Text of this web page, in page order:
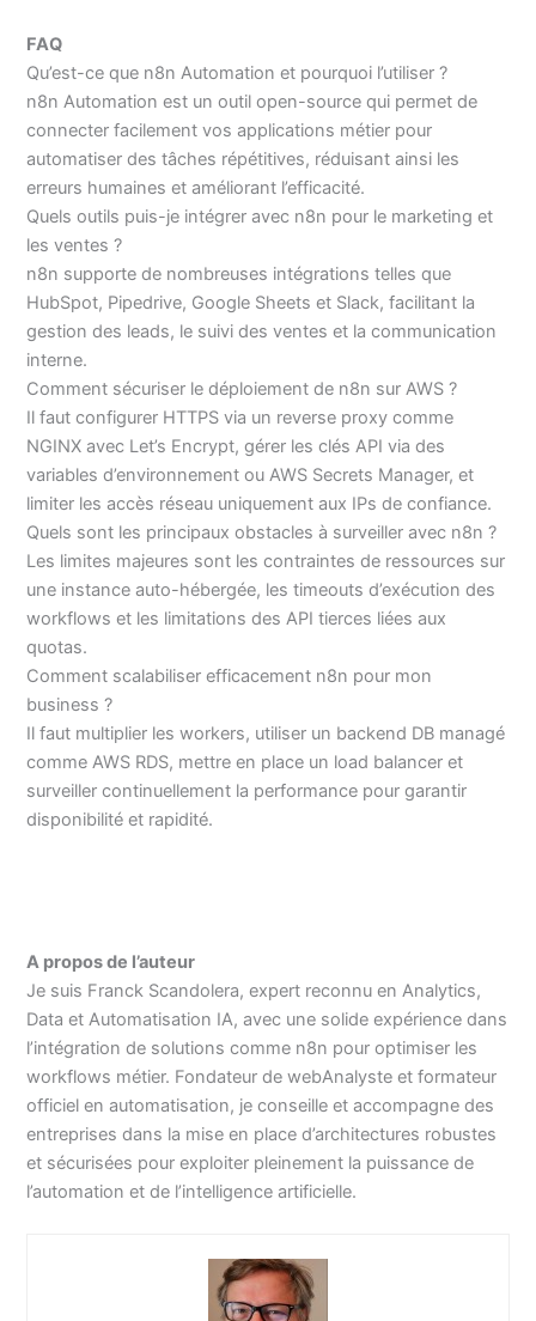
FAQ
Qu’est-ce que n8n Automation et pourquoi l’utiliser ?
n8n Automation est un outil open-source qui permet de
connecter facilement vos applications métier pour
automatiser des tâches répétitives, réduisant ainsi les
erreurs humaines et améliorant l’efficacité.
Quels outils puis-je intégrer avec n8n pour le marketing et
les ventes ?
n8n supporte de nombreuses intégrations telles que
HubSpot, Pipedrive, Google Sheets et Slack, facilitant la
gestion des leads, le suivi des ventes et la communication
interne.
Comment sécuriser le déploiement de n8n sur AWS ?
Il faut configurer HTTPS via un reverse proxy comme
NGINX avec Let’s Encrypt, gérer les clés API via des
variables d’environnement ou AWS Secrets Manager, et
limiter les accès réseau uniquement aux IPs de confiance.
Quels sont les principaux obstacles à surveiller avec n8n ?
Les limites majeures sont les contraintes de ressources sur
une instance auto-hébergée, les timeouts d’exécution des
workflows et les limitations des API tierces liées aux
quotas.
Comment scalabiliser efficacement n8n pour mon
business ?
Il faut multiplier les workers, utiliser un backend DB managé
comme AWS RDS, mettre en place un load balancer et
surveiller continuellement la performance pour garantir
disponibilité et rapidité.
A propos de l’auteur
Je suis Franck Scandolera, expert reconnu en Analytics,
Data et Automatisation IA, avec une solide expérience dans
l’intégration de solutions comme n8n pour optimiser les
workflows métier. Fondateur de webAnalyste et formateur
officiel en automatisation, je conseille et accompagne des
entreprises dans la mise en place d’architectures robustes
et sécurisées pour exploiter pleinement la puissance de
l’automation et de l’intelligence artificielle.